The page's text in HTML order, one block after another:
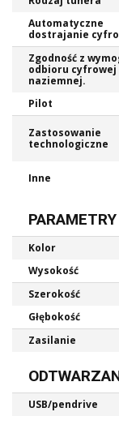
Automatyczne
dostrajanie
Zgodność z
odbioru
naziemnej.
Pilot
Zastosowanie
technologiczne
Inne
Kolor
Wysokość
Szerokość
Głębokość
Zasilanie
USB/pendrive